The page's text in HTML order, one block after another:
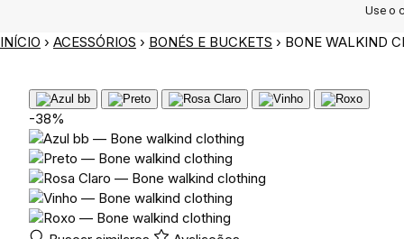
Use o
INÍCIO › ACESSÓRIOS › BONÉS E BUCKETS › BONE WALKIND
-38%